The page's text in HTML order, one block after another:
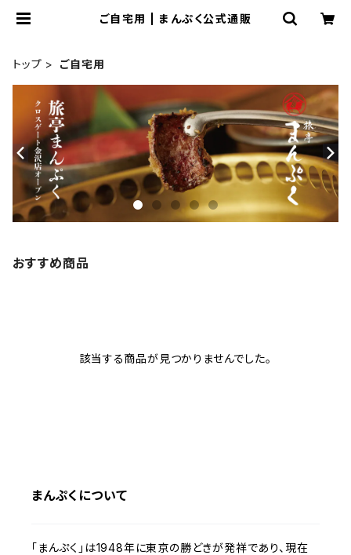
ご自宅用 | まんぷく公式通販
トップ ご自宅用
おすすめ商品
該当する商品が見つかりませんでした。
まんぷくについて
「まんぷく」は1948年に東京の勝どきが発祥であり、現在